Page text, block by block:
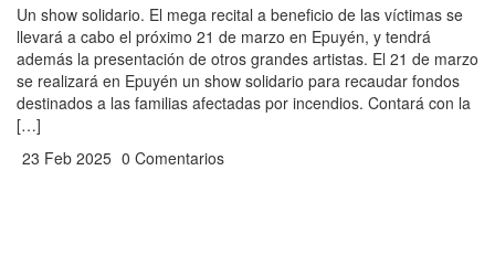
Un show solidario. El mega recital a beneficio de las víctimas se
llevará a cabo el próximo 21 de marzo en Epuyén, y tendrá
además la presentación de otros grandes artistas. El 21 de marzo
se realizará en Epuyén un show solidario para recaudar fondos
destinados a las familias afectadas por incendios. Contará con la
[…]
23 Feb 2025 0 Comentarios